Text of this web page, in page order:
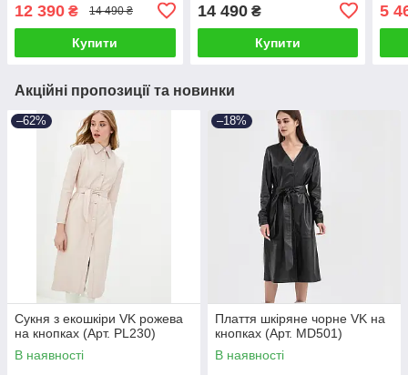
12 390 ₴ 14 490 ₴
Купити
14 490₴
Купити
5
Акційні пропозиції та новинки
–62%
Сукня з екошкіри VK рожева
на кнопках (Арт. PL230)
В наявності
–18%
Плаття шкіряне чорне VK на
кнопках (Арт. MD501)
В наявності